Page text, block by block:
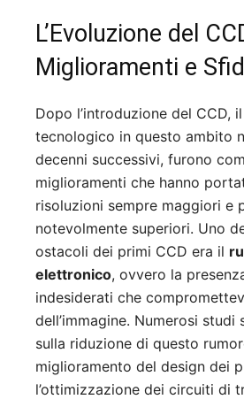
L’Evoluzione del
Miglioramenti e
Dopo l’introduzione del CCD,
tecnologico in questo ambito
decenni successivi, furono
miglioramenti che hanno
risoluzioni sempre maggiori e
notevolmente superiori. Uno
ostacoli dei primi CCD era il
elettronico, ovvero la
indesiderati che
dell’immagine. Numerosi studi
sulla riduzione di questo
miglioramento del design dei
l’ottimizzazione dei circuiti di